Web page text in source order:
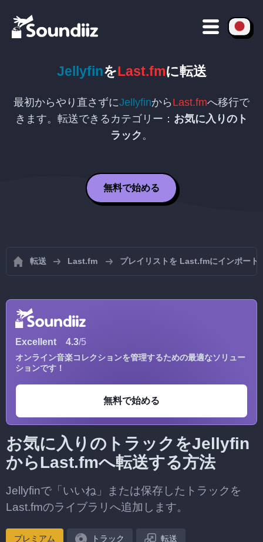
JellyfinをLast.fmに転送
最初からやり直さずにJellyfinから Last.fmへ移行で
きます。転送できるカテゴリー： お気に入りのト
ラック。
無料で始める
転送 Last.fm プレイリストを Last.fmにインポート
Excellent 4.3/5
オンライン音楽コレクションを管理するための最適なソリュー
ションです！
無料で始める
お気に入りのトラックをJellyfin
からLast.fmへ転送する方法
Jellyfinで「いいね」または保存したトラックを
Last.fmのライブラリへ追加します。
プレミアム トラック 転送